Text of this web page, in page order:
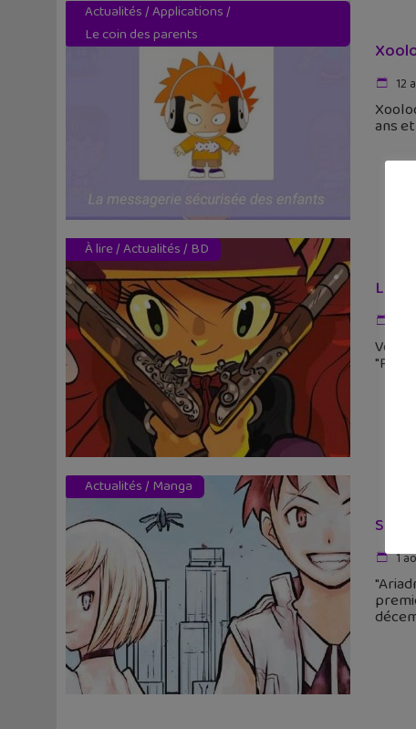
Actualités/Applications/
Le coin des parents
12
ans
À lire/Actualités/ BD
La
Voici
Actualités/ Manga
1